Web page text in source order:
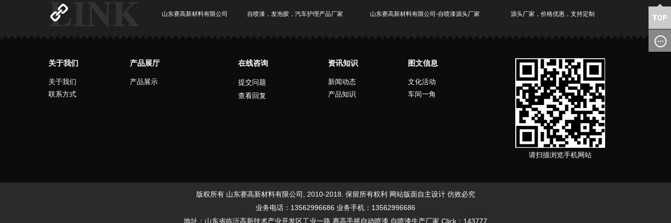
山东赛高新材料有限公司 自喷漆，发泡胶，汽车护理产品厂家 山东赛高新材料有限公司-自喷漆源头厂家 源头厂家，价格优惠，支持定制
关于我们
关于我们
联系方式
产品展厅
产品展示
在线咨询
提交问题
查看回复
资讯知识
新闻动态
产品知识
图文信息
文化活动
车间一角
请扫描浏览手机网站
版权所有 山东赛高新材料有限公司, 2010-2018. 保留所有权利 网站版面自主设计 仿效必究
业务电话：13562996686 业务手机：13562996686
地址：山东省临沂高新技术产业开发区工业一路 赛高手摇自动喷漆 自喷漆生产厂家 Click：143777